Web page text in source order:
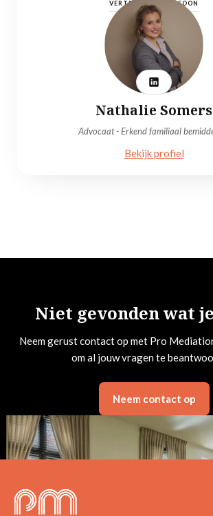
VERTROUWENSPERSOON
Nathalie Somers
Advocaat - Erkend familiaal
Bekijk profiel
Niet gevonden wat
Neem gerust contact op met Pro
om al jouw vragen te
Neem contact op